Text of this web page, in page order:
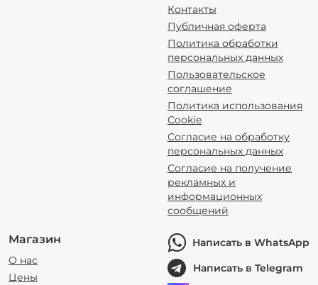
Контакты
Публичная оферта
Политика обработки
персональных данных
Пользовательское
соглашение
Политика использования
Cookie
Согласие на обработку
персональных данных
Согласие на получение
рекламных и
информационных
сообщений
Магазин
О нас
Цены
Написать в WhatsApp
Написать в Telegram